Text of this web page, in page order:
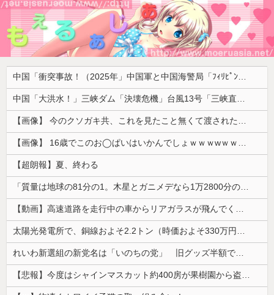
中国「衝突事故！（2025年」中国軍と中国海警局「ﾌｨﾘﾋﾟﾝ船の追跡中に衝突！（8/11」中国「2人死亡」中国政府「1年間隠蔽」日本「隠蔽された事実報道！（2026年」→
中国「大洪水！」三峡ダム「決壊危機」台風13号「三峡直撃確定」日本「最も強い勢力で接近！（伊勢湾台風級」台風13号と15号「中国本土でぶつかり合う（前代未聞」→
【画像】 今のクソガキ共、これを見たこと無くて渡されたらパニクるらしいｗｗｗｗｗｗｗｗｗｗｗｗｗ
【画像】 16歳でこのお◯ぱいはいかんでしょｗｗｗwｗｗｗｗｗｗｗｗ❤
【超朗報】夏、終わる
「質量は地球の81分の1。木星とガニメデなら1万2800分の1」月がどれだけ規格外なのか、数字で並べてみると…
【動画】高速道路を走行中の車からリアガラスが飛んでくる事故(ﾟoﾟ)
太陽光発電所で、銅線およそ2.2トン（時価およそ330万円相当）盗んだなど、ベトナム国籍（無職）２人逮捕、盗まれた銅線の半分はすでに売却 富山で...
れいわ新選組の新党名は「いのちの党」 旧グッズ半額で販売 どうなる秘書給与疑惑
【悲報】今度はシャインマスカット約400房が果樹園から盗まれる 参議院議員「日本人ではないと思う」